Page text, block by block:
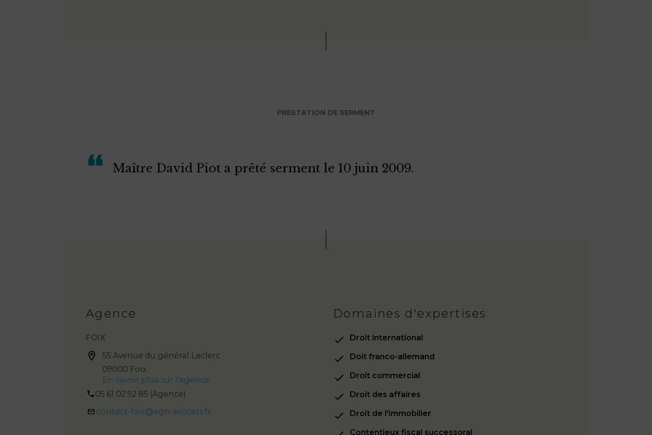
PRESTATION DE SERMENT
Maître David Piot a prêté serment le 10 juin 2009.
Agence
FOIX
55 Avenue du général Leclerc
09000 Foix
En savoir plus sur l'agence
05 61 02 92 85 (Agence)
contact-foix@agn-avocats.fr
Domaines d'expertises
Droit international
Doit franco-allemand
Droit commercial
Droit des affaires
Droit de l'immobilier
Contentieux fiscal successoral